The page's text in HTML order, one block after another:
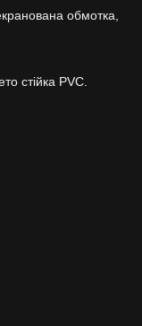
обмотка,
стійка PVC.